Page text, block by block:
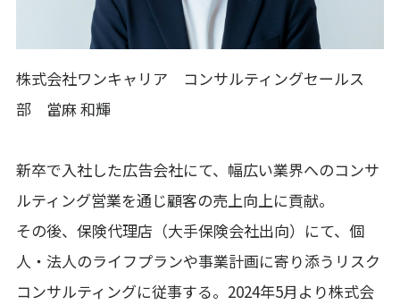
株式会社ワンキャリア コンサルティングセールス
部 當麻 和輝
新卒で入社した広告会社にて、幅広い業界へのコンサ
ルティング営業を通じ顧客の売上向上に貢献。
その後、保険代理店（大手保険会社出向）にて、個
人・法人のライフプランや事業計画に寄り添うリスク
コンサルティングに従事する。2024年5月より株式会